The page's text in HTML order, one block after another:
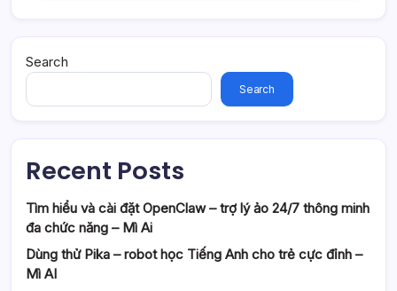
Search
Search
Recent Posts
Tìm hiểu và cài đặt OpenClaw – trợ lý ảo 24/7 thông minh
đa chức năng – Mì Ai
Dùng thử Pika – robot học Tiếng Anh cho trẻ cực đỉnh –
Mì AI